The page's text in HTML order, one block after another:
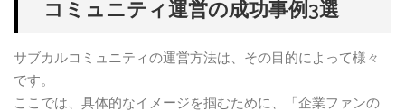
コミュニティ運営の成功事例3選
サブカルコミュニティの運営方法は、その目的によって様々
です。
ここでは、具体的なイメージを掴むために、「企業ファンの